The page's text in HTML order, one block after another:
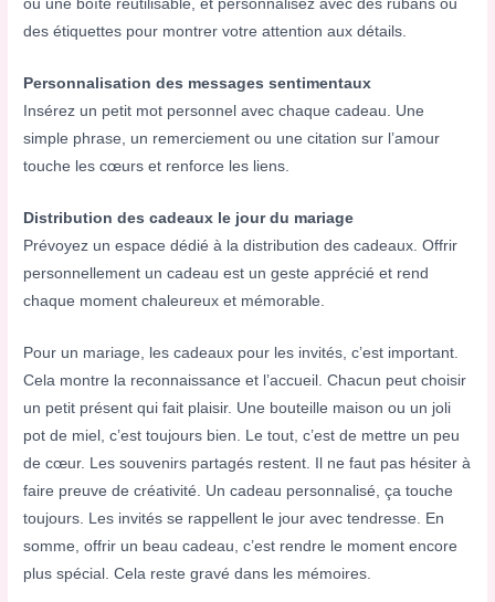
ou une boîte réutilisable, et personnalisez avec des rubans ou
des étiquettes pour montrer votre attention aux détails.
Personnalisation des messages sentimentaux
Insérez un petit mot personnel avec chaque cadeau. Une
simple phrase, un remerciement ou une citation sur l’amour
touche les cœurs et renforce les liens.
Distribution des cadeaux le jour du mariage
Prévoyez un espace dédié à la distribution des cadeaux. Offrir
personnellement un cadeau est un geste apprécié et rend
chaque moment chaleureux et mémorable.
Pour un mariage, les cadeaux pour les invités, c’est important.
Cela montre la reconnaissance et l’accueil. Chacun peut choisir
un petit présent qui fait plaisir. Une bouteille maison ou un joli
pot de miel, c’est toujours bien. Le tout, c’est de mettre un peu
de cœur. Les souvenirs partagés restent. Il ne faut pas hésiter à
faire preuve de créativité. Un cadeau personnalisé, ça touche
toujours. Les invités se rappellent le jour avec tendresse. En
somme, offrir un beau cadeau, c’est rendre le moment encore
plus spécial. Cela reste gravé dans les mémoires.